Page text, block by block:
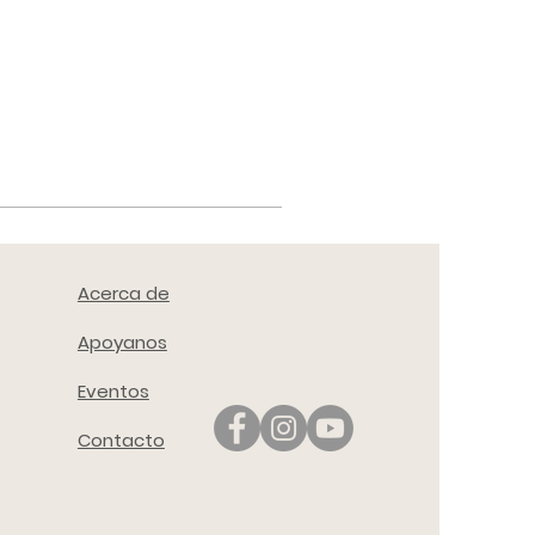
Acerca de
Apoyanos
Eventos
Contacto